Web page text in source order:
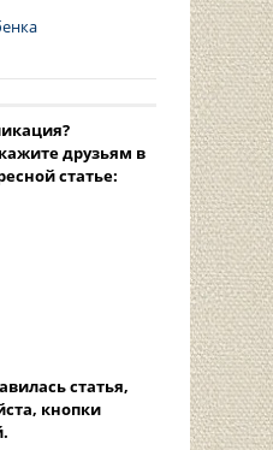
друзьям в
статье:
статья,
кнопки